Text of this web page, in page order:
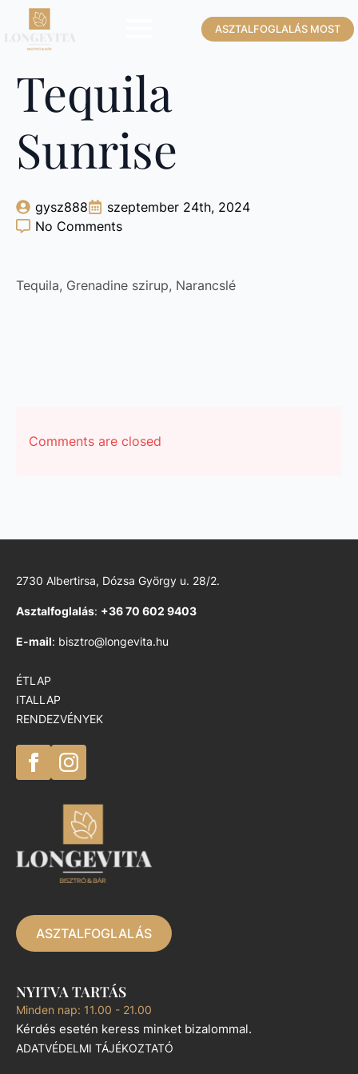
ASZTALFOGLALÁS MOST
Tequila
Sunrise
gysz888
szeptember 24th, 2024
No Comments
Tequila, Grenadine szirup, Narancslé
Comments are closed
2730 Albertirsa, Dózsa György u. 28/2.
Asztalfoglalás: +36 70 602 9403
E-mail: bisztro@longevita.hu
ÉTLAP
ITALLAP
RENDEZVÉNYEK
ASZTALFOGLALÁS
NYITVA TARTÁS
Minden nap: 11.00 - 21.00
Kérdés esetén keress minket bizalommal.
ADATVÉDELMI TÁJÉKOZTATÓ